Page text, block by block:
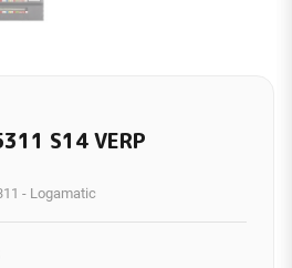
S14 VERP
- Logamatic